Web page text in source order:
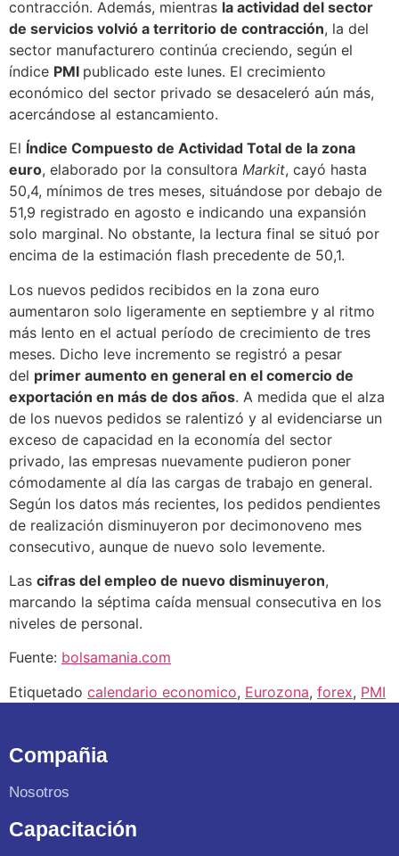
contracción. Además, mientras la actividad del sector
de servicios volvió a territorio de contracción, la del
sector manufacturero continúa creciendo, según el
índice PMI publicado este lunes. El crecimiento
económico del sector privado se desaceleró aún más,
acercándose al estancamiento.
El Índice Compuesto de Actividad Total de la zona
euro, elaborado por la consultora Markit, cayó hasta
50,4, mínimos de tres meses, situándose por debajo de
51,9 registrado en agosto e indicando una expansión
solo marginal. No obstante, la lectura final se situó por
encima de la estimación flash precedente de 50,1.
Los nuevos pedidos recibidos en la zona euro
aumentaron solo ligeramente en septiembre y al ritmo
más lento en el actual período de crecimiento de tres
meses. Dicho leve incremento se registró a pesar
del primer aumento en general en el comercio de
exportación en más de dos años. A medida que el alza
de los nuevos pedidos se ralentizó y al evidenciarse un
exceso de capacidad en la economía del sector
privado, las empresas nuevamente pudieron poner
cómodamente al día las cargas de trabajo en general.
Según los datos más recientes, los pedidos pendientes
de realización disminuyeron por decimonoveno mes
consecutivo, aunque de nuevo solo levemente.
Las cifras del empleo de nuevo disminuyeron,
marcando la séptima caída mensual consecutiva en los
niveles de personal.
Fuente: bolsamania.com
Etiquetado calendario economico, Eurozona, forex, PMI
Compañia
Nosotros
Capacitación